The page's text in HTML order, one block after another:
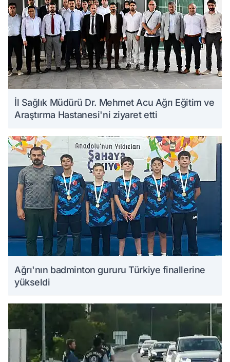
İl Sağlık Müdürü Dr. Mehmet Acu Ağrı Eğitim ve
Araştırma Hastanesi'ni ziyaret etti
Ağrı'nın badminton gururu Türkiye finallerine
yükseldi